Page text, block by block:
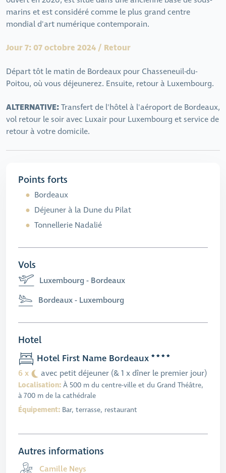
marins et est considéré comme le plus grand centre
mondial d'art numérique contemporain.
Jour 7: 07 octobre 2024 / Retour
Départ tôt le matin de Bordeaux pour Chasseneuil-du-
Poitou, où vous déjeunerez. Ensuite, retour à Luxembourg.
ALTERNATIVE:Transfert de l'hôtel à l'aéroport de Bordeaux,
vol retour le soir avec Luxair pour Luxembourg et service de
retour à votre domicile.
Points forts
Bordeaux
Déjeuner à la Dune du Pilat
Tonnellerie Nadalié
Vols
Luxembourg - Bordeaux
Bordeaux - Luxembourg
Hotel
Hotel First Name Bordeaux
6 x avec petit déjeuner (& 1 x dîner le premier jour)
Localisation: À 500 m du centre-ville et du Grand Théâtre,
à 700 m de la cathédrale
Équipement: Bar, terrasse, restaurant
Autres informations
Camille Neys